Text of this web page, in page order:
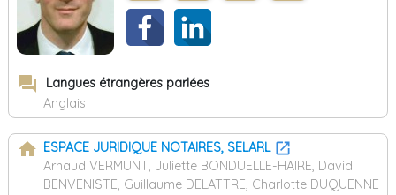
forum
Langues étrangères parlées
Anglais
home ESPACE JURIDIQUE NOTAIRES, SELARL
Arnaud VERMUNT, Juliette BONDUELLE-HAIRE, David
BENVENISTE, Guillaume DELATTRE, Charlotte DUQUENNE